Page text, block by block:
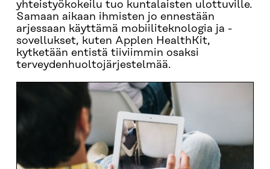
yhteistyökokeilu tuo kuntalaisten ulottuville.
Samaan aikaan ihmisten jo ennestään
arjessaan käyttämä mobiiliteknologia ja -
sovellukset, kuten Applen HealthKit,
kytketään entistä tiiviimmin osaksi
terveydenhuoltojärjestelmää.